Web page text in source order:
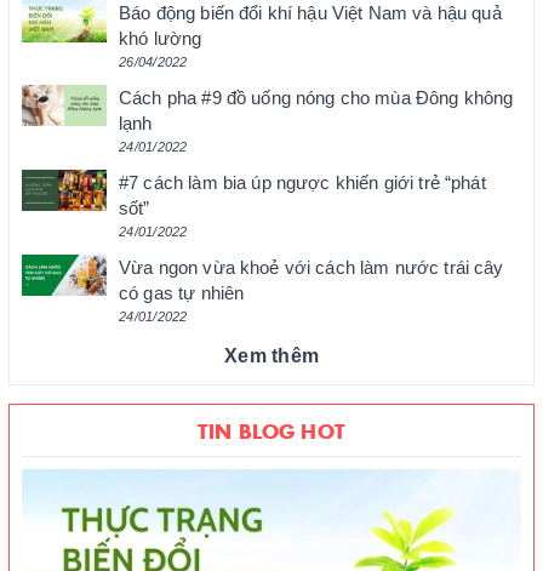
Báo động biến đổi khí hậu Việt Nam và hậu quả
khó lường
26/04/2022
Cách pha #9 đồ uống nóng cho mùa Đông không
lạnh
24/01/2022
#7 cách làm bia úp ngược khiến giới trẻ “phát
sốt”
24/01/2022
Vừa ngon vừa khoẻ với cách làm nước trái cây
có gas tự nhiên
24/01/2022
Xem thêm
TIN BLOG HOT